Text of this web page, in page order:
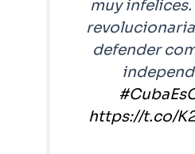
muy
defender
https://t.co/